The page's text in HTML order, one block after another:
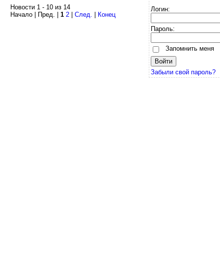
Новости 1 - 10 из 14
Начало | Пред. | 1 2 След. Конец
Логин:
Пароль:
Запомнить меня
Забыли свой пароль?